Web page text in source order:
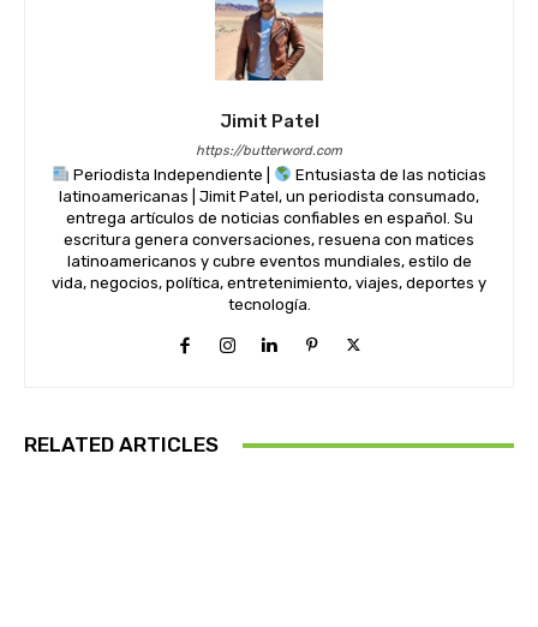
Jimit Patel
https://butterword.com
Periodista Independiente |
Entusiasta de las noticias
latinoamericanas | Jimit Patel, un periodista consumado,
entrega artículos de noticias confiables en español. Su
escritura genera conversaciones, resuena con matices
latinoamericanos y cubre eventos mundiales, estilo de
vida, negocios, política, entretenimiento, viajes, deportes y
tecnología.
RELATED ARTICLES